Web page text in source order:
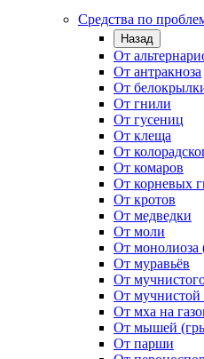
Средства по
Назад
От
От антракноза
От
От гнили
От гусениц
От клеща
От
От комаров
От корневых
От кротов
От медведки
От моли
От монолиоза
От муравьёв
От
От мучнистой
От мха на
От мышей
От парши